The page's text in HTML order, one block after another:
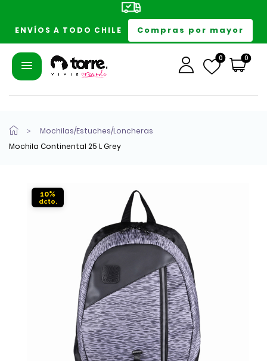
ENVÍOS A TODO CHILE Compras por mayor
0 0
Mochilas/Estuches/Loncheras
Mochila Continental 25 L Grey
10%